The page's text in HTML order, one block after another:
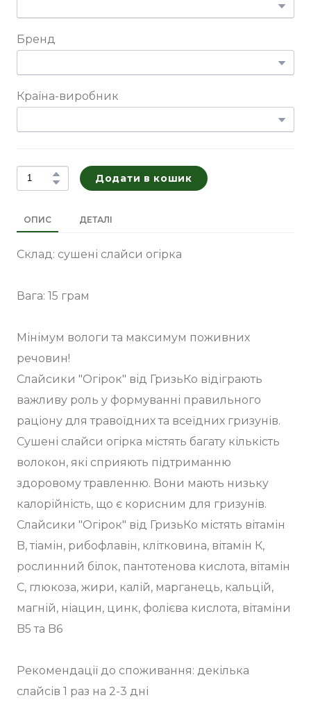
Бренд
Країна-виробник
Додати в кошик
ОПИС ДЕТАЛІ
Склад: сушені слайси огірка
Вага: 15 грам
Мінімум вологи та максимум поживних
речовин!
Слайсики "Огірок" від ГризьКо відіграють
важливу роль у формуванні правильного
раціону для травоїдних та всеїдних гризунів.
Сушені слайси огірка містять багату кількість
волокон, які сприяють підтриманню
здоровому травленню. Вони мають низьку
калорійність, що є корисним для гризунів.
Слайсики "Огірок" від ГризьКо містять вітамін
B, тіамін, рибофлавін, клітковина, вітамін К,
рослинний білок, пантотенова кислота, вітамін
С, глюкоза, жири, калій, марганець, кальцій,
магній, ніацин, цинк, фолієва кислота, вітаміни
B5 та B6
Рекомендації до споживання: декілька
слайсів 1 раз на 2-3 дні